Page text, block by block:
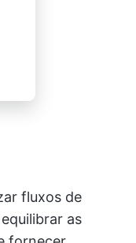
fluxos de
as